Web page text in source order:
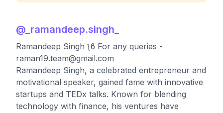
@ _ramandeep.singh_
Ramandeep Singh ƪϐ For any queries -
raman19.team@gmail.com
Ramandeep Singh, a celebrated entrepreneur and
motivational speaker, gained fame with innovative
startups and TEDx talks. Known for blending
technology with finance, his ventures have